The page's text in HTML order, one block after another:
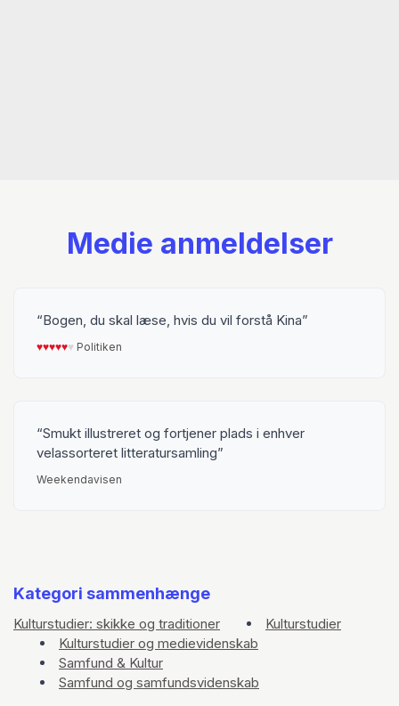
Medie anmeldelser
Bogen, du skal læse, hvis du vil forstå Kina
♥︎♥︎♥︎♥︎♥︎♥︎ Politiken
Smukt illustreret og fortjener plads i enhver
velassorteret litteratursamling
Weekendavisen
Kategori sammenhænge
Kulturstudier: skikke og traditioner
Kulturstudier
Kulturstudier og medievidenskab
Samfund & Kultur
Samfund og samfundsvidenskab